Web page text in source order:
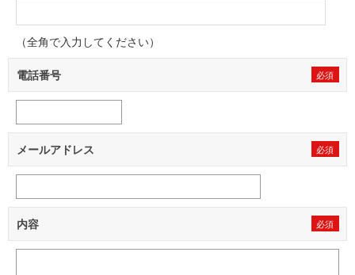
（全角で入力してください）
電話番号
メールアドレス
内容